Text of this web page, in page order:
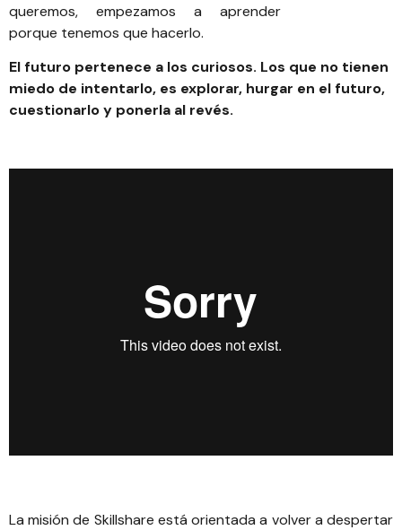
queremos, empezamos a aprender
porque tenemos que hacerlo.
El futuro pertenece a los curiosos. Los que no tienen
miedo de intentarlo, es explorar, hurgar en el futuro,
cuestionarlo y ponerla al revés.
La misión de Skillshare está orientada a volver a despertar